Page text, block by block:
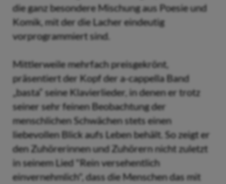
die ganz besondere Mischung aus Poesie und
Komik, mit der die Lacher eindeutig
vorprogrammiert sind.
Mittlerweile mehrfach preisgekrönt,
präsentiert der Kopf der a-cappella Band
„basta“ seine Klavierlieder, in denen er trotz
seiner sehr feinen Beobachtung der
menschlichen Schwächen stets einen
liebevollen Blick aufs Leben behält. So zeigt er
den Zuhörerinnen und Zuhörern nicht zuletzt
in seinem Lied "Rein versehentlich
einvernehmlich", dass die Menschen das mit